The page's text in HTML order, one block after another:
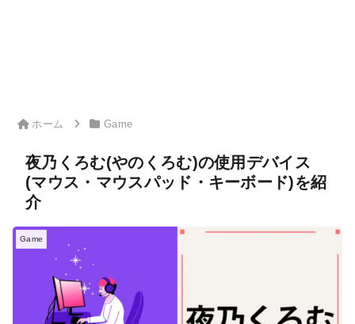
ホーム Game
夜乃くろむ(やのくろむ)の使用デバイス
(マウス・マウスパッド・キーボード)を紹
介
Game